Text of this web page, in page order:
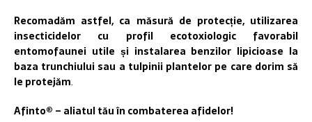
Recomadăm astfel, ca măsură de protecție, utilizarea
insecticidelor cu profil ecotoxiologic favorabil
entomofaunei utile și instalarea benzilor lipicioase la
baza trunchiului sau a tulpinii plantelor pe care dorim să
le protejăm.
Afinto® – aliatul tău în combaterea afidelor!